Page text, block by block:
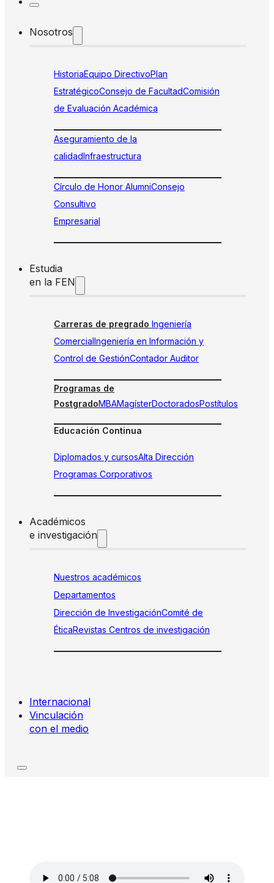
Nosotros
HistoriaEquipo DirectivoPlan
EstratégicoConsejo de FacultadComisión
de Evaluación Académica
Aseguramiento de la
calidadInfraestructura
Círculo de Honor AlumniConsejo
Consultivo
Empresarial
Estudia
en la FEN
Carreras de pregrado Ingeniería
ComercialIngeniería en Información y
Control de GestiónContador Auditor
Programas de
PostgradoMBAMagísterDoctoradosPostítulos
Educación Continua
Diplomados y cursosAlta Dirección
Programas Corporativos
Académicos
e investigación
Nuestros académicos
Departamentos
Dirección de InvestigaciónComité de
ÉticaRevistas Centros de investigación
Internacional
Vinculación
con el medio